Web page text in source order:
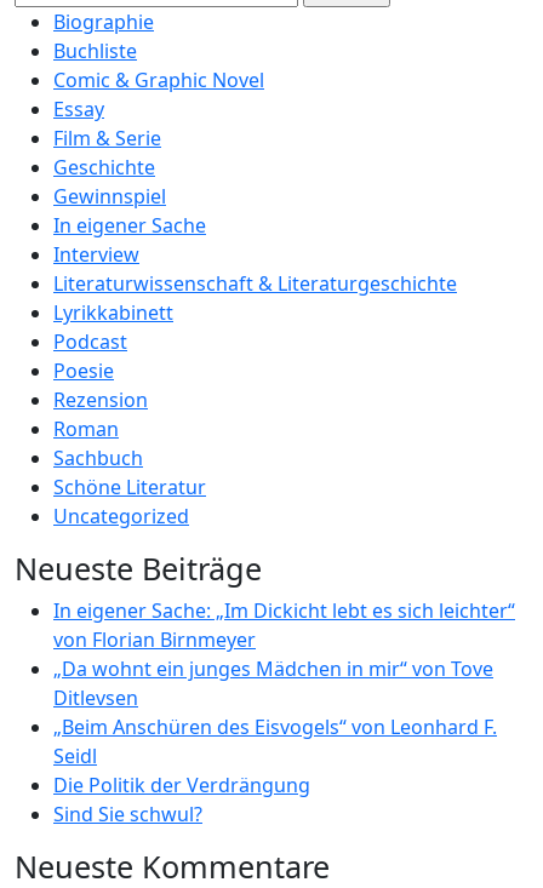
nach:Biographie
Buchliste
Comic & Graphic Novel
Essay
Film & Serie
Geschichte
Gewinnspiel
In eigener Sache
Interview
Literaturwissenschaft & Literaturgeschichte
Lyrikkabinett
Podcast
Poesie
Rezension
Roman
Sachbuch
Schöne Literatur
Uncategorized
Neueste Beiträge
In eigener Sache: „Im Dickicht lebt es sich leichter“
von Florian Birnmeyer
„Da wohnt ein junges Mädchen in mir“ von Tove
Ditlevsen
„Beim Anschüren des Eisvogels“ von Leonhard F.
Seidl
Die Politik der Verdrängung
Sind Sie schwul?
Neueste Kommentare